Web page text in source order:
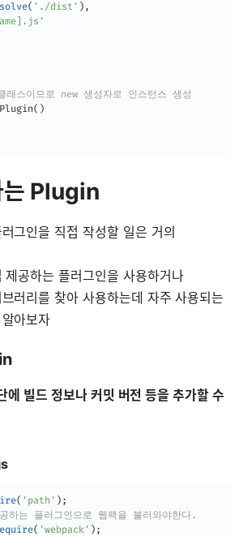
( './dist' ) ,
스이므로 new 생성자로 인스턴스 생성
( )
는 Plugin
그인을 직접 작성할 일은 거의
제공하는 플러그인을 사용하거나
러리를 찾아 사용하는데 자주 사용되는
아보자
에 빌드 정보나 커밋 버전 등을 추가할 수
( 'path' ) ;
는 플러그인으로 웹팩을 불러와야한다.
( 'webpack' ) ;